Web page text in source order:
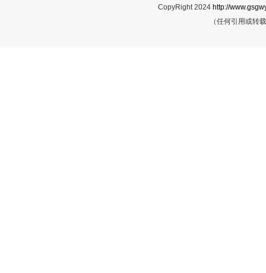
CopyRight 2024 http://
（任何引用或转